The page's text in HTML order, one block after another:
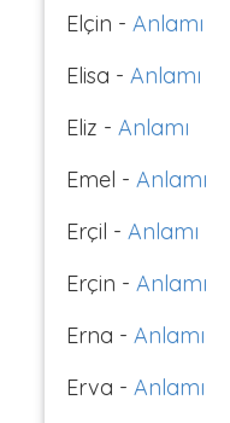
Elçin - Anlamı
Elisa - Anlamı
Eliz - Anlamı
Emel - Anlamı
Erçil - Anlamı
Erçin - Anlamı
Erna - Anlamı
Erva - Anlamı